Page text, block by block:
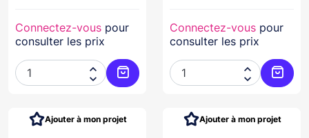
Connectez-vous pour
consulter les prix


Ajouter au panier
Connectez-vous pour
consulter les prix


Ajouter à mon projet Ajouter à mon projet